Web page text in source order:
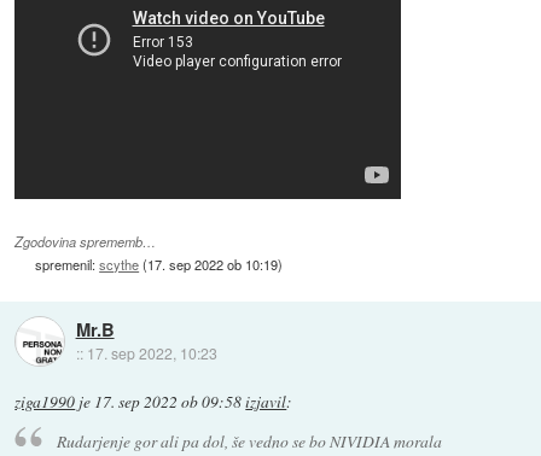
Zgodovina sprememb…
spremenil:scythe(17. sep 2022 ob 10:19)
Mr.B
:: 17. sep 2022, 10:23
ziga1990 je 17. sep 2022 ob 09:58izjavil:
Rudarjenje gor ali pa dol, še vedno se bo NIVIDIA morala